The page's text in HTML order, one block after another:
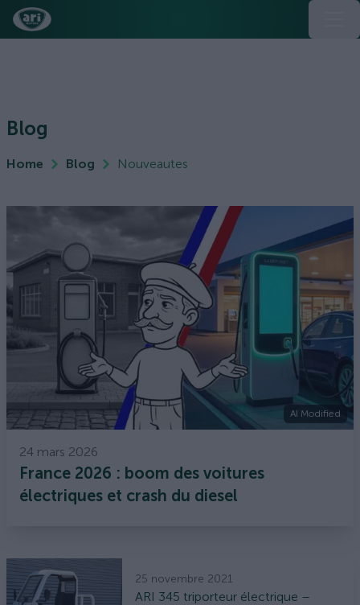
Blog
Home Blog Nouveautes
AI Modified
24 mars 2026
France 2026 : boom des voitures
électriques et crash du diesel
25 novembre 2021
ARI 345 triporteur électrique –